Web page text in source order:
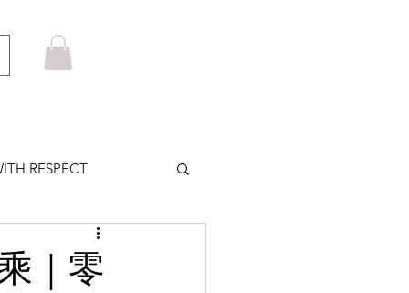
RESPECT
｜零